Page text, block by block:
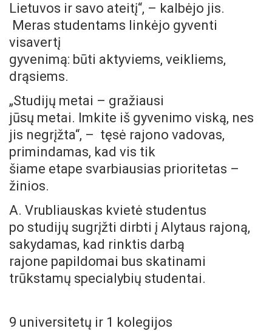
Lietuvos ir savo ateitį“, – kalbėjo jis.
Meras studentams linkėjo gyventi
visavertį
gyvenimą: būti aktyviems, veikliems,
drąsiems.
„Studijų metai – gražiausi
jūsų metai. Imkite iš gyvenimo viską, nes
jis negrįžta“, – tęsė rajono vadovas,
primindamas, kad vis tik
šiame etape svarbiausias prioritetas –
žinios.
A. Vrubliauskas kvietė studentus
po studijų sugrįžti dirbti į Alytaus rajoną,
sakydamas, kad rinktis darbą
rajone papildomai bus skatinami
trūkstamų specialybių studentai.
9 universitetų ir 1 kolegijos